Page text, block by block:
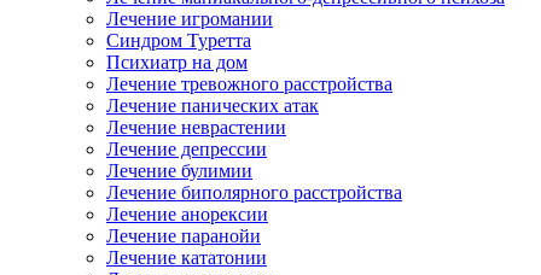
Лечение игромании
Синдром Туретта
Психиатр на дом
Лечение тревожного расстройства
Лечение панических атак
Лечение неврастении
Лечение депрессии
Лечение булимии
Лечение биполярного расстройства
Лечение анорексии
Лечение паранойи
Лечение кататонии